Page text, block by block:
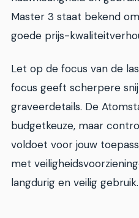
Master 3 staat bekend
goede prijs-
Let op de focus van de
focus geeft scherpere
graveerdetails. De
budgetkeuze, maar
voldoet voor jouw
met
langdurig en veilig gebruik.